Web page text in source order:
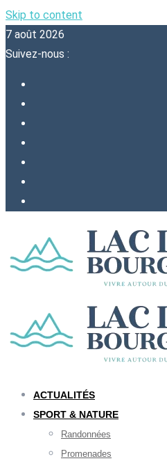
Skip to content
7 août 2026
Suivez-nous :
ACTUALITÉS
SPORT & NATURE
Randonnées
Promenades